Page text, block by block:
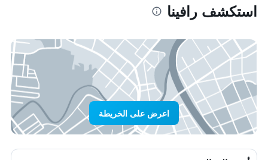
استكشف رافينا
اعرض على الخريطة